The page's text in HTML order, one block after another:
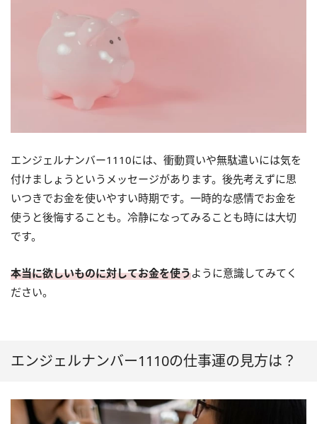
エンジェルナンバー1110には、衝動買いや無駄遣いには気を
付けましょうというメッセージがあります。後先考えずに思
いつきでお金を使いやすい時期です。一時的な感情でお金を
使うと後悔することも。冷静になってみることも時には大切
です。
本当に欲しいものに対してお金を使うように意識してみてく
ださい。
エンジェルナンバー1110の仕事運の見方は？